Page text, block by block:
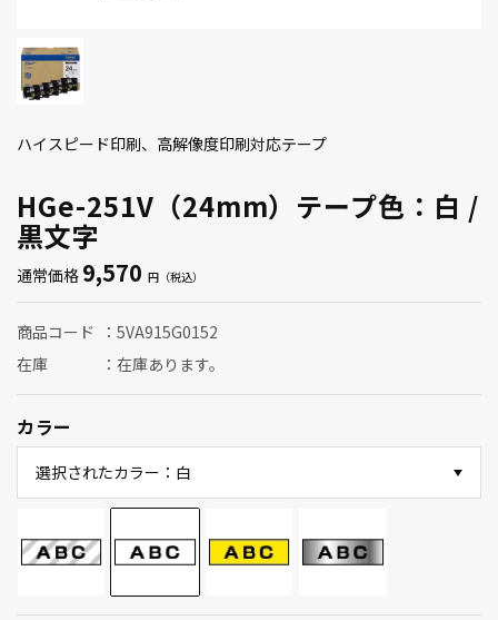
HGe-251V（24mm）テープ色：白 /
黒文字
ハイスピード印刷、高解像度印刷対応テープ
通常価格 9,570
商品コード
5VA915G0152
在庫
在庫あります。
カラー
選択されたカラー：白